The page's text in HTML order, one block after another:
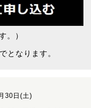
。）
となります。
30日(土)